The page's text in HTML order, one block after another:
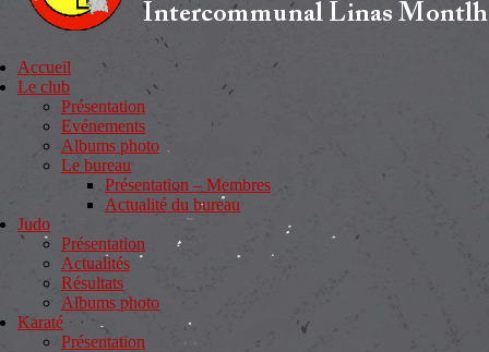
Accueil
Le club
Présentation
Evénements
Albums photo
Le bureau
Présentation – Membres
Actualité du bureau
Judo
Présentation
Actualités
Résultats
Albums photo
Karaté
Présentation